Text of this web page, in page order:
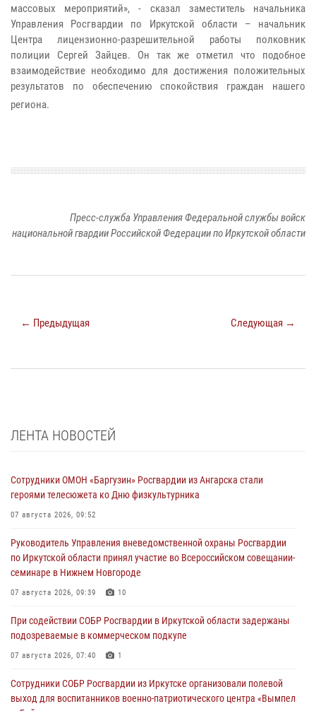
массовых мероприятий», - сказал заместитель начальника
Управления Росгвардии по Иркутской области – начальник
Центра лицензионно-разрешительной работы полковник
полиции Сергей Зайцев. Он так же отметил что подобное
взаимодействие необходимо для достижения положительных
результатов по обеспечению спокойствия граждан нашего
региона.
Пресс-служба Управления Федеральной службы войск
национальной гвардии Российской Федерации по Иркутской области
← Предыдущая Следующая →
ЛЕНТА НОВОСТЕЙ
Сотрудники ОМОН «Баргузин» Росгвардии из Ангарска стали
героями телесюжета ко Дню физкультурника
07 августа 2026, 09:52
Руководитель Управления вневедомственной охраны Росгвардии
по Иркутской области принял участие во Всероссийском совещании-
семинаре в Нижнем Новгороде
07 августа 2026, 09:39 10
При содействии СОБР Росгвардии в Иркутской области задержаны
подозреваемые в коммерческом подкупе
07 августа 2026, 07:40 1
Сотрудники СОБР Росгвардии из Иркутске организовали полевой
выход для воспитанников военно-патриотического центра «Вымпел